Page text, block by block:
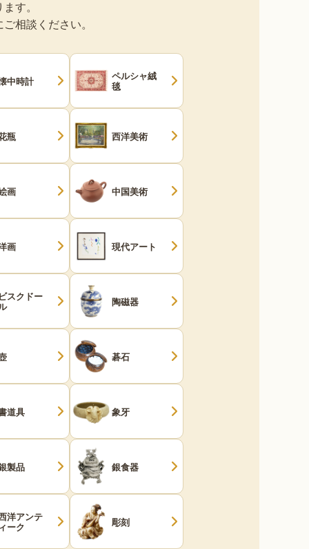
す。
相談ください。
中時計 ペルシャ絨
毯
瓶 西洋美術
画 中国美術
画 現代アート
スクドー 陶磁器
碁石
道具 象牙
製品 銀食器
洋アンテ
ーク 彫刻